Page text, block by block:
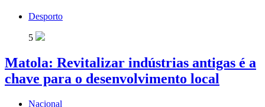
Desporto
5
Matola: Revitalizar indústrias antigas é a
chave para o desenvolvimento local
Nacional